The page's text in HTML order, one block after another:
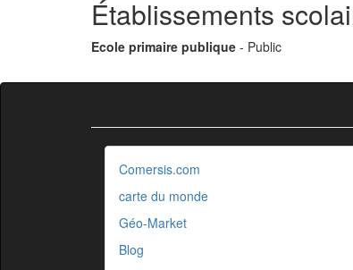
Établissements
Ecole primaire publique - Public
Comersis.com
carte du monde
Géo-Market
Blog